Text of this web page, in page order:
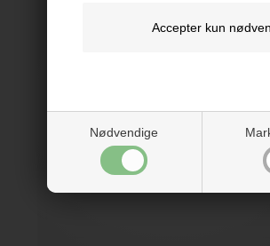
Nødvendige